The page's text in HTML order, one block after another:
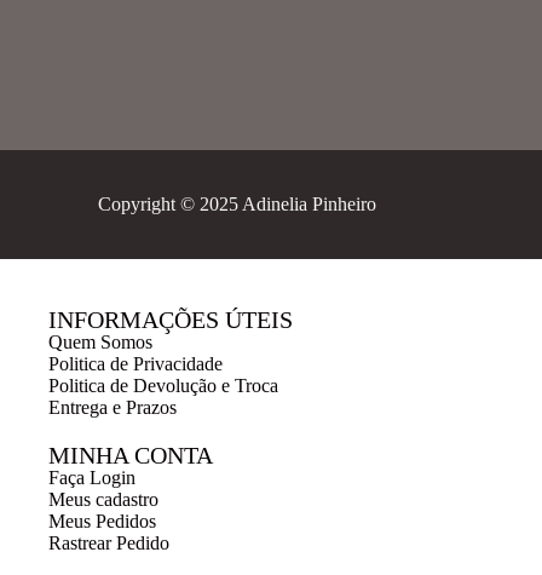
Copyright © 2025 Adinelia Pinheiro
INFORMAÇÕES ÚTEIS
Quem Somos
Politica de Privacidade
Politica de Devolução e Troca
Entrega e Prazos
MINHA CONTA
Faça Login
Meus cadastro
Meus Pedidos
Rastrear Pedido